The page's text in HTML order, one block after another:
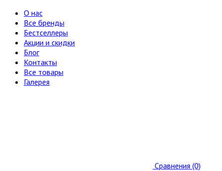
О нас
Все бренды
Бестселлеры
Акции и скидки
Блог
Контакты
Все товары
Галерея
Сравнения (0)